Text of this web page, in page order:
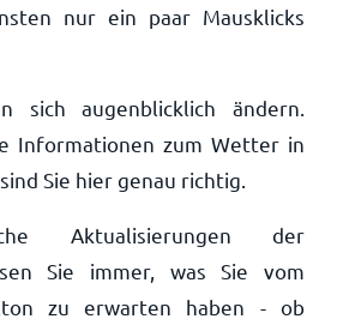
nur ein paar Mausklicks
sich augenblicklich ändern.
Informationen zum Wetter in
Sie hier genau richtig.
Aktualisierungen der
Sie immer, was Sie vom
zu erwarten haben - ob